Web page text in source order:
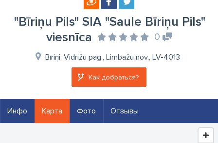
"Bīriņu Pils" SIA "Saule Bīriņu Pils"
viesnīca
0
Bīriņi, Vidrižu pag., Limbažu nov., LV-4013
Как добраться?
Инфо Карта Фото Отзывы